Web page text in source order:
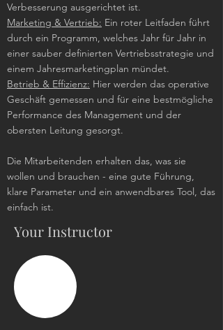
Verbesserung ausgerichtet ist.
Marketing & Vertrieb: Ein roter Leitfaden führt
durch ein Programm, welches Jahr für Jahr in
einer sauber definierten Vertriebsstrategie und
einem Jahresmarketingplan mündet.
Betrieb & Effizienz: Hier werden das operative
Geschäft gemessen und für eine bestmögliche
Performance des Management und der
obersten Leitung gesorgt.
Die Mitarbeitenden erhalten das, was sie
wollen und brauchen - eine gute Führung,
klare Parameter und ein anwendbares Tool, das
einfach ist.
Your Instructor